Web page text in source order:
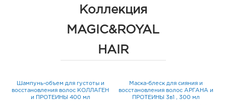
График работы:9:00 - 21:00
308009, Белгородская обл, г Белгород, пр-кт
Белгород ГРИНН: 364.0 руб.
Коллекция
MAGIC&ROYAL
HAIR
Шампунь-объем для густоты и
восстановления волос КОЛЛАГЕН
и ПРОТЕИНЫ 400 мл
Маска-блеск для сияния и
восстановления волос АРГАНА и
ПРОТЕИНЫ 3в1 , 300 мл